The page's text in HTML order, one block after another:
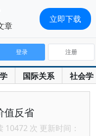
国际关系 社会学
登录 注册
值反省
10472 次 更新时间：
章
立即下载